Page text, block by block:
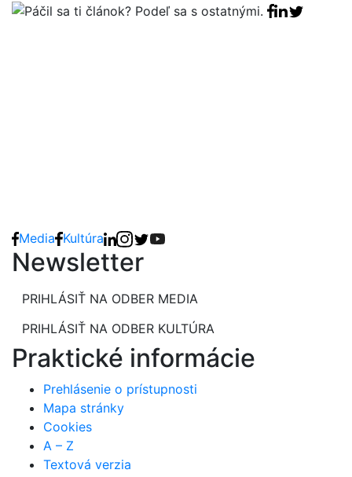
Facebook
Linkedin
Tweet
Media Kultúra
Newsletter
PRIHLÁSIŤ NA ODBER MEDIA
PRIHLÁSIŤ NA ODBER KULTÚRA
Praktické informácie
Prehlásenie o prístupnosti
Mapa stránky
Cookies
A – Z
Textová verzia